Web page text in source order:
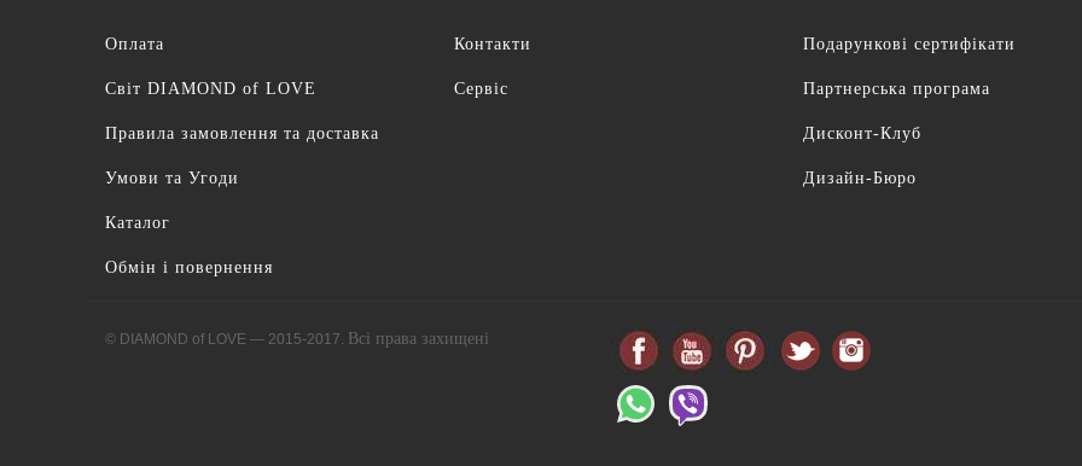
Оплата
Світ DIAMOND of LOVE
Правила замовлення та доставка
Умови та Угоди
Каталог
Обмін і повернення
Контакти
Сервіс
Подарункові сертифікати
Партнерська програма
Дисконт-Клуб
Дизайн-Бюро
© DIAMOND of LOVE — 2015-2017. Всі права захищені